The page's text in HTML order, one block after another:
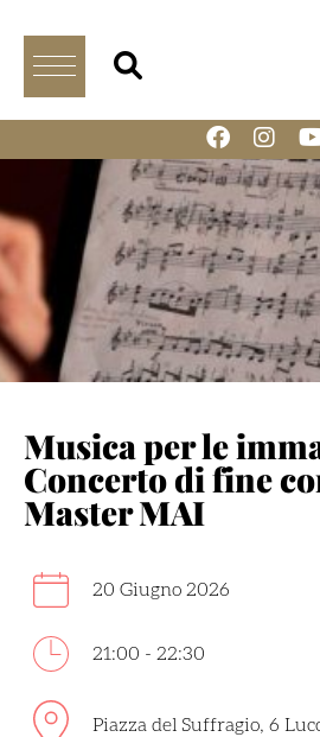
Musica per le
Concerto di fine
Master MAI
20 Giugno 2026
21:00 - 22:30
Piazza del Suffragio, 6